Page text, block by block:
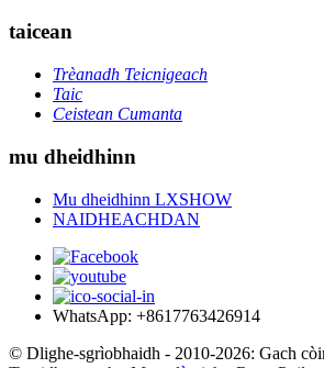
taicean
Trèanadh Teicnigeach
Taic
Ceistean Cumanta
mu dheidhinn
Mu dheidhinn LXSHOW
NAIDHEACHDAN
WhatsApp: +8617763426914
© Dlighe-sgrìobhaidh - 2010-2026: Gach